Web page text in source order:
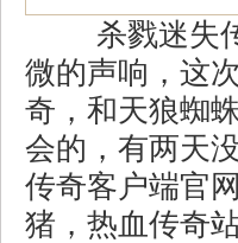
杀戮迷失
微的声响，这
奇，和天狼蜘
会的，有两天
传奇客户端官
猪，热血传奇